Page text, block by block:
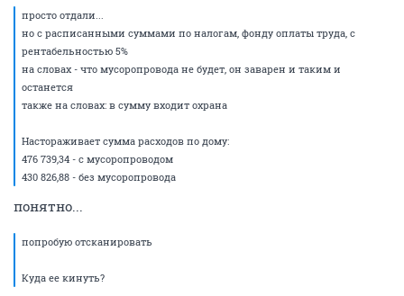
просто отдали...
но с расписанными суммами по налогам, фонду оплаты труда, с
рентабельностью 5%
на словах - что мусоропровода не будет, он заварен и таким и
останется
также на словах: в сумму входит охрана
Настораживает сумма расходов по дому:
476 739,34 - с мусоропроводом
430 826,88 - без мусоропровода
понятно...
попробую отсканировать
Куда ее кинуть?